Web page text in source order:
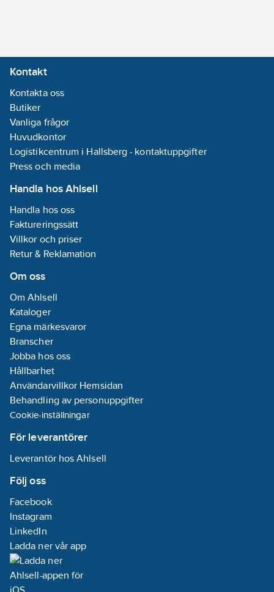
Kontakt
Kontakta oss
Butiker
Vanliga frågor
Huvudkontor
Logistikcentrum i Hallsberg - kontaktuppgifter
Press och media
Handla hos Ahlsell
Handla hos oss
Faktureringssätt
Villkor och priser
Retur & Reklamation
Om oss
Om Ahlsell
Kataloger
Egna märkesvaror
Branscher
Jobba hos oss
Hållbarhet
Användarvillkor Hemsidan
Behandling av personuppgifter
Cookie-inställningar
För leverantörer
Leverantör hos Ahlsell
Följ oss
Facebook
Instagram
LinkedIn
Ladda ner vår app